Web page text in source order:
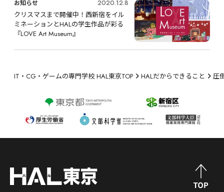
グルがO.A.！
お知らせ
2020.12.8
クリスマスまで開催中！西新宿をイル
ミネーションとHALの学生作品が彩る
『LOVE Art Museum』
IT・CG・ゲームの専門学校 HAL東京TOP HALだからできること 圧